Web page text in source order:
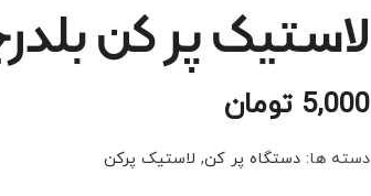
لاستیک پر کن
5,000 تومان
دسته ها: دستگاه پر کن, لاستیک پرکن